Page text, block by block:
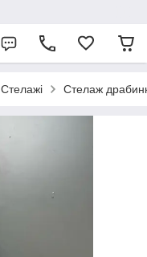
Стелажі Стелаж